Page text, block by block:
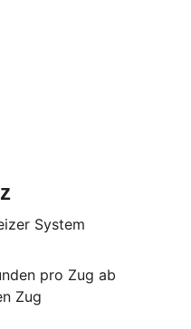
System
pro Zug ab
Zug